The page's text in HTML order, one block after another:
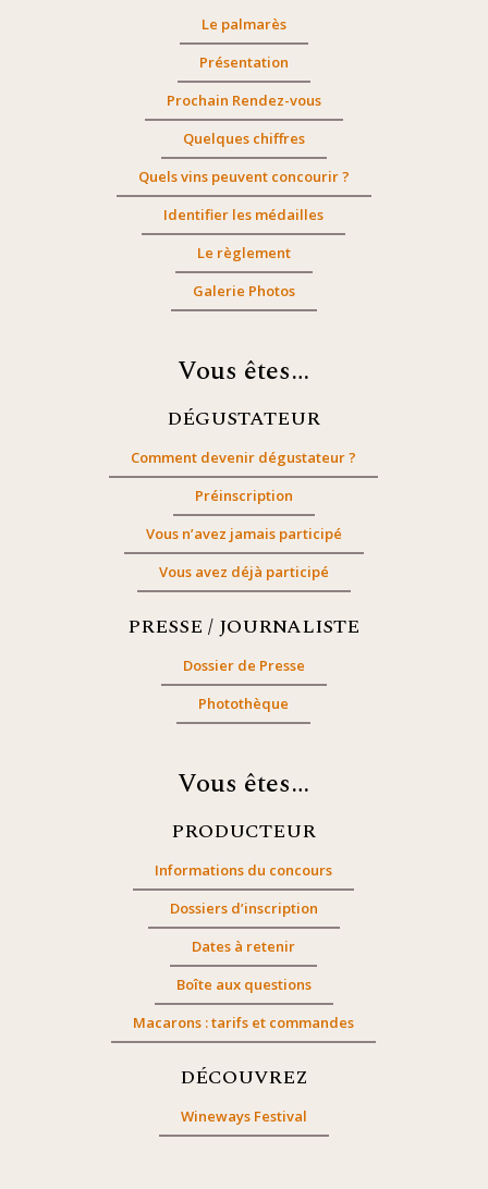
Le palmarès
Présentation
Prochain Rendez-vous
Quelques chiffres
Quels vins peuvent concourir ?
Identifier les médailles
Le règlement
Galerie Photos
Vous êtes…
DÉGUSTATEUR
Comment devenir dégustateur ?
Préinscription
Vous n’avez jamais participé
Vous avez déjà participé
PRESSE / JOURNALISTE
Dossier de Presse
Photothèque
Vous êtes…
PRODUCTEUR
Informations du concours
Dossiers d’inscription
Dates à retenir
Boîte aux questions
Macarons : tarifs et commandes
DÉCOUVREZ
Wineways Festival